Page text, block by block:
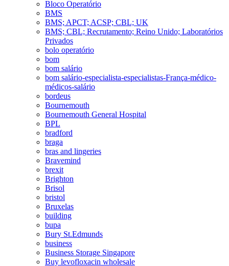
Bloco Operatório
BMS
BMS; APCT; ACSP; CBL; UK
BMS; CBL; Recrutamento; Reino Unido; Laboratórios
Privados
bolo operatório
bom
bom salário
bom salário-especialista-especialistas-França-médico-
médicos-salário
bordeus
Bournemouth
Bournemouth General Hospital
BPL
bradford
braga
bras and lingeries
Bravemind
brexit
Brighton
Brisol
bristol
Bruxelas
building
bupa
Bury St.Edmunds
business
Business Storage Singapore
Buy levofloxacin wholesale